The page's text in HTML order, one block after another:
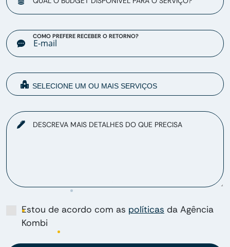
COMO PREFERE RECEBER O RETORNO?
DESCREVA MAIS DETALHES DO QUE PRECISA
Estou de acordo com as políticas da Agência
Kombi